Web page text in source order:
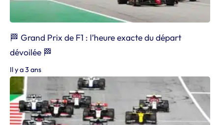
🏁 Grand Prix de F1 : l’heure exacte du départ
dévoilée 🏁
Il y a 3 ans